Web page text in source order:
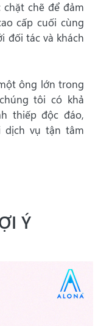
chẽ để đảm
cấp cuối cùng
đối tác và khách
ông lớn trong
tôi có khả
thiếp độc đáo,
dịch vụ tận tâm
Ý